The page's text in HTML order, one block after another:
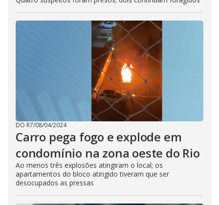
DO R7/08/04/2024
Carro pega fogo e explode em
condomínio na zona oeste do Rio
Ao menos três explosões atingiram o local; os
apartamentos do bloco atingido tiveram que ser
desocupados as pressas